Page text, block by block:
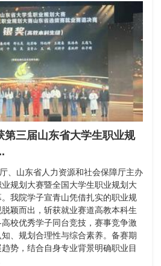
第三届山东省大学生职业规
、山东省人力资源和社会保障厅主办
规划大赛暨全国大学生职业规划大
我院学子宣青山凭借扎实的职业规
颖而出，斩获就业赛道高教本科生
校优秀学子同台竞技，赛事竞争激
、规划合理性与综合素养。备赛期
势，结合自身专业背景明确职业目